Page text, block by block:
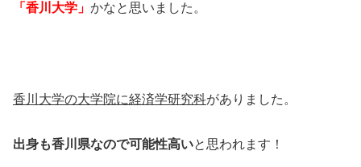
「香川大学」 かなと思いました。
香川大学の大学院に経済学研究科がありました。
出身も香川県なので可能性高いと思われます！